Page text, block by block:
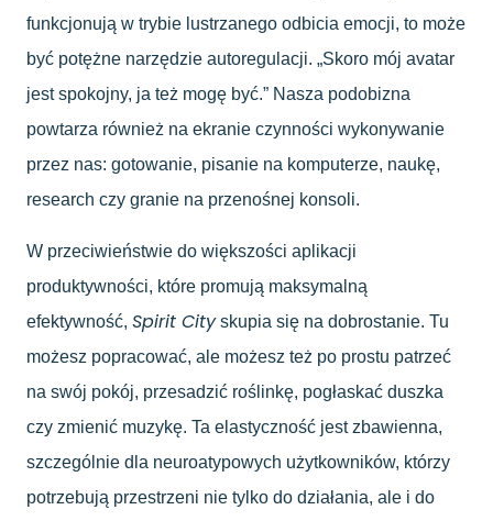
funkcjonują w trybie lustrzanego odbicia emocji, to może
być potężne narzędzie autoregulacji. „Skoro mój avatar
jest spokojny, ja też mogę być.” Nasza podobizna
powtarza również na ekranie czynności wykonywanie
przez nas: gotowanie, pisanie na komputerze, naukę,
research czy granie na przenośnej konsoli.
W przeciwieństwie do większości aplikacji
produktywności, które promują maksymalną
efektywność, Spirit Cityskupia się na dobrostanie. Tu
możesz popracować, ale możesz też po prostu patrzeć
na swój pokój, przesadzić roślinkę, pogłaskać duszka
czy zmienić muzykę. Ta elastyczność jest zbawienna,
szczególnie dla neuroatypowych użytkowników, którzy
potrzebują przestrzeni nie tylko do działania, ale i do